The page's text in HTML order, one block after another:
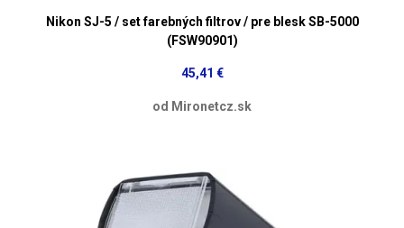
Nikon SJ-5 / set farebných filtrov / pre blesk SB-5000
(FSW90901)
45,41 €
od Mironetcz.sk